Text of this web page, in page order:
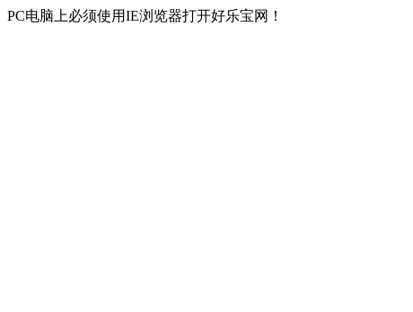
PC电脑上必须使用IE浏览器打开好乐宝网！